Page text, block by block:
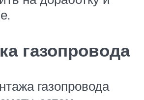
газопровода
газопровода